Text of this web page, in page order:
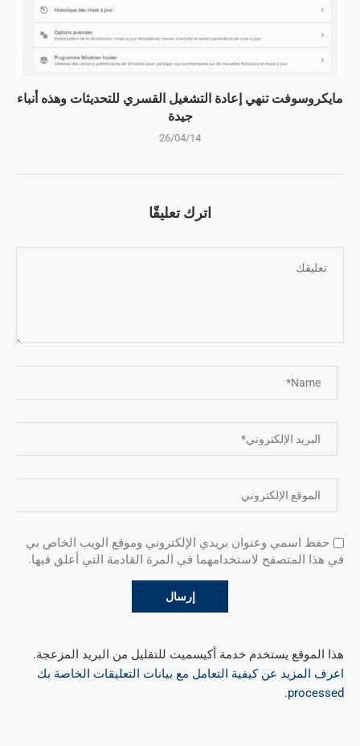
مايكروسوفت تنهي إعادة التشغيل القسري للتحديثات وهذه أنباء
جيدة
26/04/14
اترك تعليقًا
حفظ اسمي وعنوان بريدي الإلكتروني وموقع الويب الخاص بي
في هذا المتصفح لاستخدامهما في المرة القادمة التي أعلق فيها.
هذا الموقع يستخدم خدمة أكيسميت للتقليل من البريد المزعجة.
اعرف المزيد عن كيفية التعامل مع بيانات التعليقات الخاصة بك
processed
.